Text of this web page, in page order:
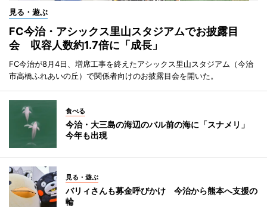
見る・遊ぶ
FC今治・アシックス里山スタジアムでお披露目
会 収容人数約1.7倍に「成長」
FC今治が8月4日、増席工事を終えたアシックス里山スタジアム（今治
市高橋ふれあいの丘）で関係者向けのお披露目会を開いた。
食べる
今治・大三島の海辺のバル前の海に「スナメリ」
今年も出現
見る・遊ぶ
バリィさんも募金呼びかけ 今治から熊本へ支援の
輪